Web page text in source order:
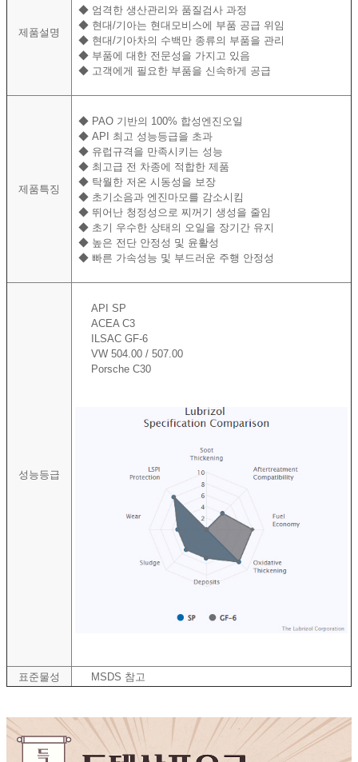
제품설명
◆ 엄격한 생산관리와 품질검사 과정
◆ 현대/기아는 현대모비스에 부품 공급 위임
◆ 현대/기아차의 수백만 종류의 부품을 관리
◆ 부품에 대한 전문성을 가지고 있음
◆ 고객에게 필요한 부품을 신속하게 공급
제품특징
◆ PAO 기반의 100% 합성엔진오일
◆ API 최고 성능등급을 초과
◆ 유럽규격을 만족시키는 성능
◆ 최고급 전 차종에 적합한 제품
◆ 탁월한 저온 시동성을 보장
◆ 초기소음과 엔진마모를 감소시킴
◆ 뛰어난 청정성으로 찌꺼기 생성을 줄임
◆ 초기 우수한 상태의 오일을 장기간 유지
◆ 높은 전단 안정성 및 윤활성
◆ 빠른 가속성능 및 부드러운 주행 안정성
성능등급
API SP
ACEA C3
ILSAC GF-6
VW 504.00 / 507.00
Porsche C30
표준물성 MSDS 참고